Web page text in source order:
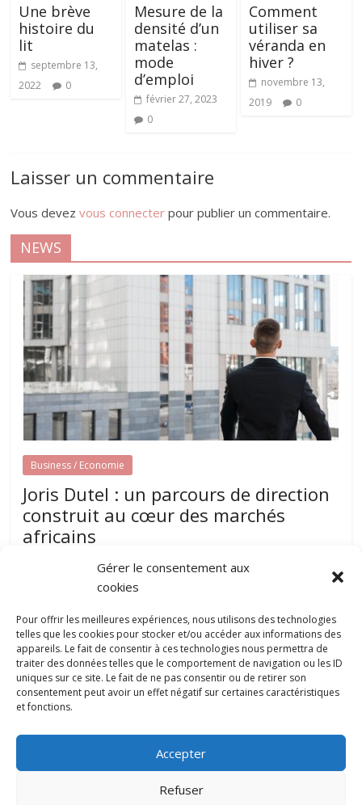
Gérer le consentement aux
cookies
Pour offrir les meilleures expériences, nous utilisons des technologies
telles que les cookies pour stocker et/ou accéder aux informations des
appareils. Le fait de consentir à ces technologies nous permettra de
traiter des données telles que le comportement de navigation ou les ID
uniques sur ce site. Le fait de ne pas consentir ou de retirer son
consentement peut avoir un effet négatif sur certaines caractéristiques
et fonctions.
Accepter
Refuser
Une brève
histoire du
lit
septembre 13,
2022
0
Mesure de la
densité d’un
matelas :
mode
d’emploi
février 27, 2023
0
Comment
utiliser sa
véranda en
hiver ?
novembre 13,
2019
0
Laisser un commentaire
Vous devezvous connecter pour publier un commentaire.
NEWS
Business / Economie
Joris Dutel : un parcours de direction
construit au cœur des marchés
africains
Développer une entreprise dans plusieurs pays nécessite
expérience du management et une
Pourquoi la gestion locative devient un
levier stratégique pour valoriser son